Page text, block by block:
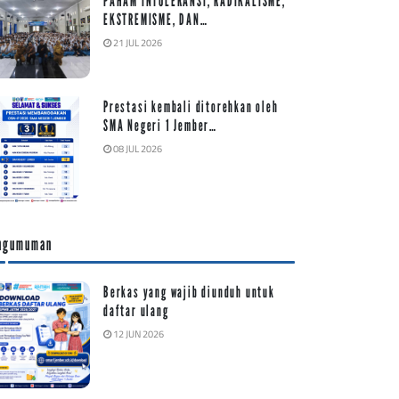
EKSTREMISME, DAN…
21 JUL 2026
Prestasi kembali ditorehkan oleh
SMA Negeri 1 Jember…
08 JUL 2026
Berkas yang wajib diunduh untuk
daftar ulang
12 JUN 2026